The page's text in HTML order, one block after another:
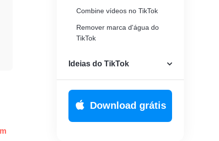
Combine vídeos no TikTok
Remover marca d'água do
TikTok
TikTok
Áudio de vídeo reverso no
TikTok
Ideias do TikTok
Download grátis